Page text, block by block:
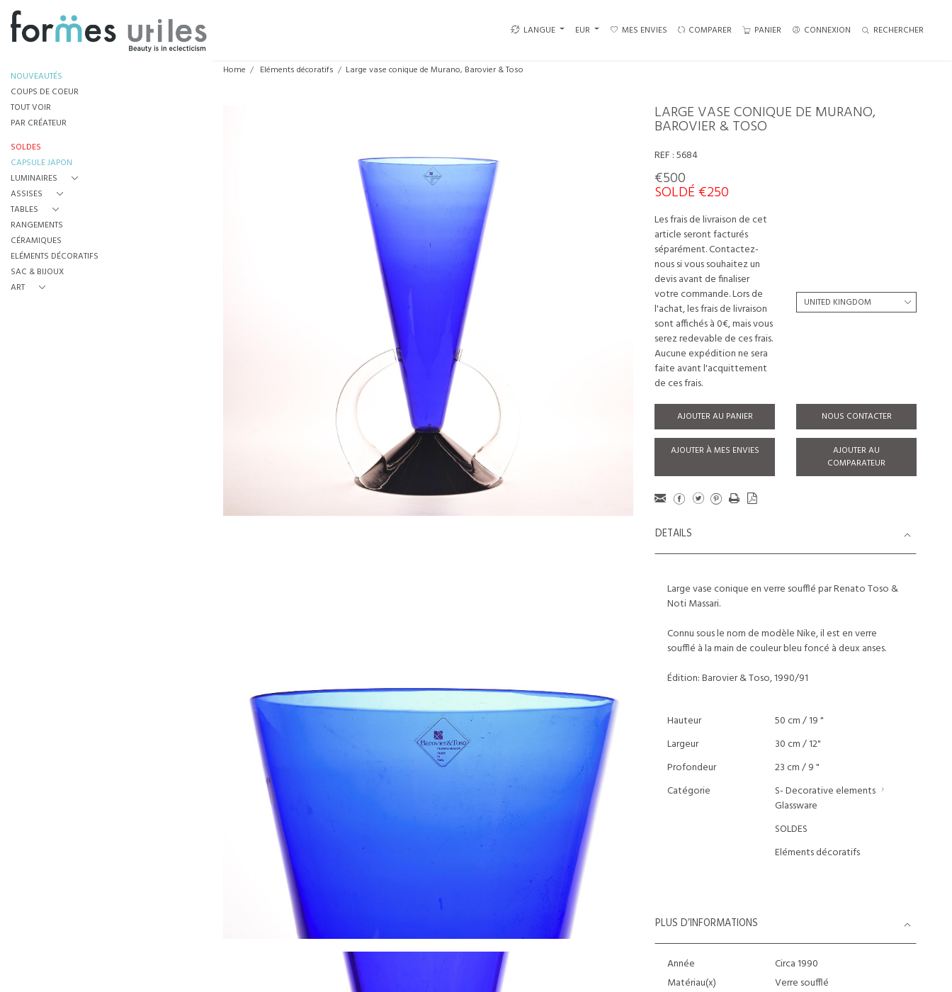
LANGUE EUR MES ENVIES COMPARER PANIER CONNEXION RECHERCHER
NOUVEAUTÉS
COUPS DE COEUR
TOUT VOIR
PAR CRÉATEUR
SOLDES
CAPSULE JAPON
LUMINAIRES
ASSISES
TABLES
RANGEMENTS
CÉRAMIQUES
ELÉMENTS DÉCORATIFS
SAC & BIJOUX
ART
Home Eléments décoratifs Large vase conique de Murano, Barovier & Toso
LARGE VASE CONIQUE DE MURANO,
BAROVIER & TOSO
REF :5684
€500
SOLDÉ €250
Les frais de livraison de cet
article seront facturés
séparément. Contactez-
nous si vous souhaitez un
devis avant de finaliser
votre commande. Lors de
l'achat, les frais de livraison
sont affichés à 0€, mais vous
serez redevable de ces frais.
Aucune expédition ne sera
faite avant l'acquittement
de ces frais.
AJOUTER AU PANIER NOUS CONTACTER
AJOUTER À MES ENVIES
AJOUTER AU
COMPARATEUR
DETAILS
Large vase conique en verre soufflé par Renato Toso &
Noti Massari.
Connu sous le nom de modèle Nike, il est en verre
soufflé à la main de couleur bleu foncé à deux anses.
Édition: Barovier & Toso, 1990/91
Hauteur
50 cm / 19 "
Largeur
30 cm / 12"
Profondeur
23 cm / 9 "
Catégorie
S- Decorative elements
Glassware
SOLDES
Eléments décoratifs
PLUS D’INFORMATIONS
Année
Circa 1990
Matériau(x)
Verre soufflé